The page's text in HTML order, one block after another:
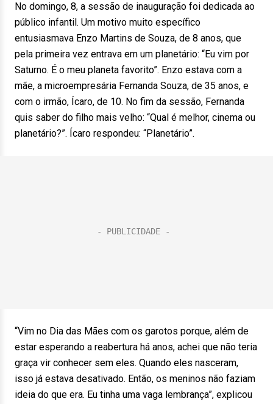
No domingo, 8, a sessão de inauguração foi dedicada ao
público infantil. Um motivo muito específico
entusiasmava Enzo Martins de Souza, de 8 anos, que
pela primeira vez entrava em um planetário: “Eu vim por
Saturno. É o meu planeta favorito”. Enzo estava com a
mãe, a microempresária Fernanda Souza, de 35 anos, e
com o irmão, Ícaro, de 10. No fim da sessão, Fernanda
quis saber do filho mais velho: “Qual é melhor, cinema ou
planetário?”. Ícaro respondeu: “Planetário”.
“Vim no Dia das Mães com os garotos porque, além de
estar esperando a reabertura há anos, achei que não teria
graça vir conhecer sem eles. Quando eles nasceram,
isso já estava desativado. Então, os meninos não faziam
ideia do que era. Eu tinha uma vaga lembrança”, explicou